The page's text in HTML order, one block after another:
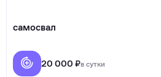
самосвал
20 000 ₽в сутки